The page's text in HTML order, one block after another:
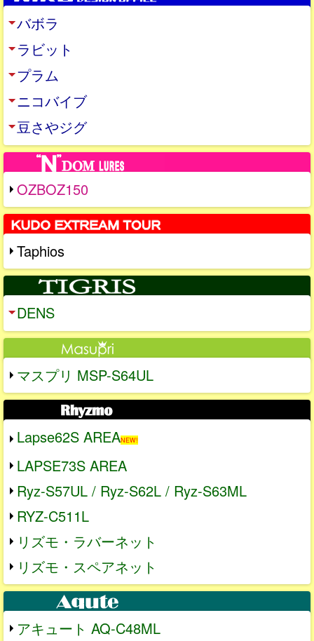
バボラ
ラビット
プラム
ニコバイブ
豆さやジグ
OZBOZ150
Taphios
DENS
マスプリ MSP-S64UL
Lapse62S AREANEW!
LAPSE73S AREA
Ryz-S57UL / Ryz-S62L / Ryz-S63ML
RYZ-C511L
リズモ・ラバーネット
リズモ・スペアネット
アキュート AQ-C48ML